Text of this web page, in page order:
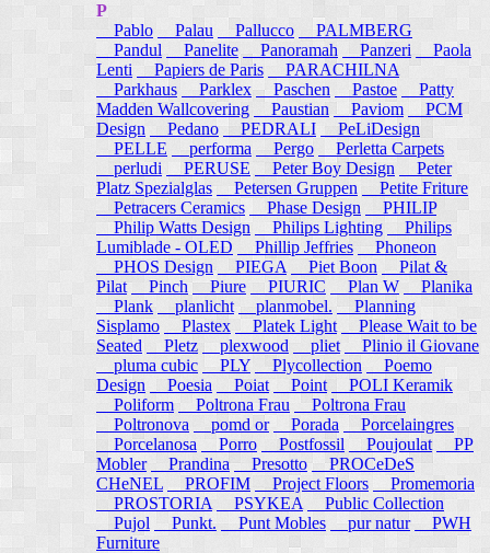
P
Pablo
Palau Pallucco
PALMBERG
Pandul
Panelite Panoramah Panzeri
Paola
Lenti
Papiers de Paris
PARACHILNA
Parkhaus
Parklex Paschen Pastoe
Patty
Madden Wallcovering
Paustian Paviom
PCM
Design
Pedano PEDRALI
PeLiDesign
PELLE
performa Pergo
Perletta Carpets
perludi
PERUSE Peter Boy Design
Peter
Platz Spezialglas
Petersen Gruppen
Petite Friture
Petracers Ceramics
Phase Design
PHILIP
Philip Watts Design
Philips Lighting
Philips
Lumiblade - OLED
Phillip Jeffries
Phoneon
PHOS Design
PIEGA Piet Boon
Pilat &
Pilat
Pinch Piure PIURIC Plan W
Planika
Plank
planlicht planmobel. Planning
Sisplamo
Plastex Platek Light
Please Wait to be
Seated
Pletz plexwood pliet
Plinio il Giovane
pluma cubic
PLY Plycollection
Poemo
Design
Poesia Poiat Point
POLI Keramik
Poliform
Poltrona Frau
Poltrona Frau
Poltronova
pomd or Porada
Porcelaingres
Porcelanosa
Porro Postfossil Poujoulat
PP
Mobler
Prandina Presotto
PROCeDeS
CHeNEL
PROFIM Project Floors
Promemoria
PROSTORIA
PSYKEA
Public Collection
Pujol
Punkt. Punt Mobles pur natur
PWH
Furniture